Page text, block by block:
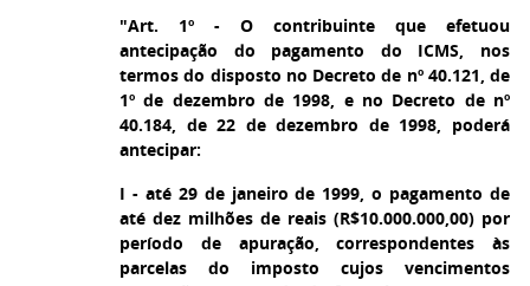
"Art. 1º - O contribuinte que efetuou
antecipação do pagamento do ICMS, nos
termos do disposto no Decreto de nº 40.121, de
1º de dezembro de 1998, e no Decreto de nº
40.184, de 22 de dezembro de 1998, poderá
antecipar:
I - até 29 de janeiro de 1999, o pagamento de
até dez milhões de reais (R$10.000.000,00) por
período de apuração, correspondentes às
parcelas do imposto cujos vencimentos